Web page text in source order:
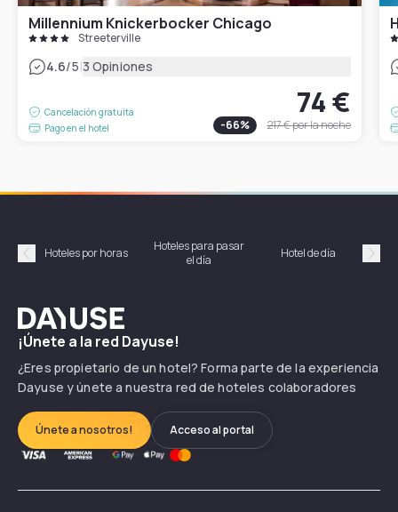
Millennium Knickerbocker Chicago
Streeterville
4.6/5|3 Opiniones
Cancelación gratuita
Pago en el hotel
74 €
-66% 217 €por la noche
Précédent
Hoteles por horas
Hoteles para pasar
el día
Hotel de día
Dayuse
¡Únete a la red Dayuse!
¿Eres propietario de un hotel? Forma parte de la experiencia
Dayuse y únete a nuestra red de hoteles colaboradores
Únete a nosotros! Acceso al portal